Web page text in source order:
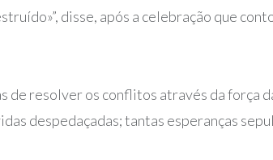
disse, após a celebração que
resolver os conflitos através da força
despedaçadas; tantas esperanças